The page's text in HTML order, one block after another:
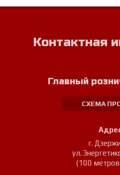
Контактная
Главный
СХЕМА
г.
ул.
(100